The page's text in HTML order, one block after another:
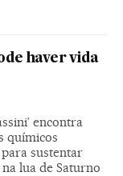
haver vida
encontra
químicos
para sustentar
lua de Saturno